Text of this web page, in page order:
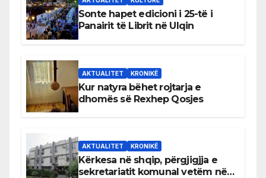
Sonte hapet edicioni i 25-të i
Panairit të Librit në Ulqin
AKTUALITET KRONIKË
Kur natyra bëhet rojtarja e
dhomës së Rexhep Qosjes
AKTUALITET KRONIKË
Kërkesa në shqip, përgjigjja e
sekretariatit komunal vetëm në